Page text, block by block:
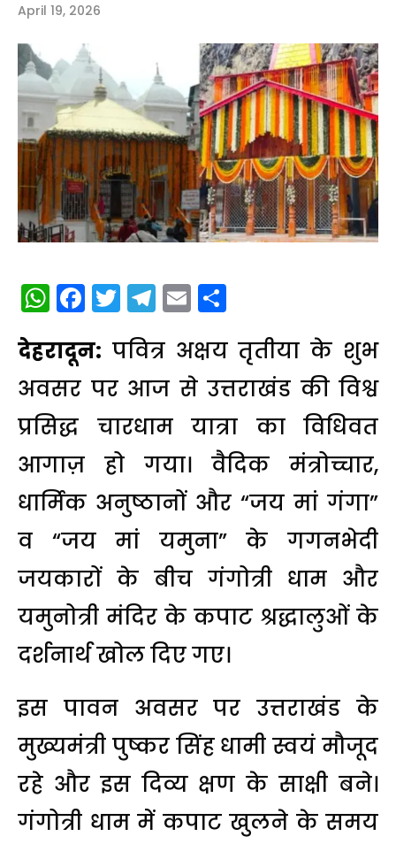
April 19, 2026
WhatsApp
Facebook
Twitter
Telegram
Email
देहरादून: पवित्र अक्षय तृतीया के शुभ
अवसर पर आज से उत्तराखंड की विश्व
प्रसिद्ध चारधाम यात्रा का विधिवत
आगाज़ हो गया। वैदिक मंत्रोच्चार,
धार्मिक अनुष्ठानों और “जय मां गंगा”
व “जय मां यमुना” के गगनभेदी
जयकारों के बीच गंगोत्री धाम और
यमुनोत्री मंदिर के कपाट श्रद्धालुओं के
दर्शनार्थ खोल दिए गए।
इस पावन अवसर पर उत्तराखंड के
मुख्यमंत्री पुष्कर सिंह धामी स्वयं मौजूद
रहे और इस दिव्य क्षण के साक्षी बने।
गंगोत्री धाम में कपाट खुलने के समय